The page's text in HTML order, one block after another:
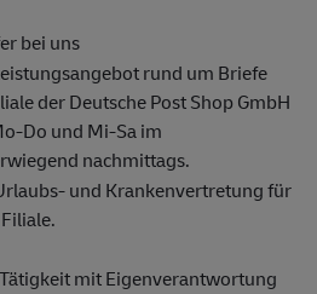
bei uns
rund um Briefe
der Deutsche Post Shop GmbH
Do und Mi-Sa im
nachmittags.
und Krankenvertretung für
mit Eigenverantwortung